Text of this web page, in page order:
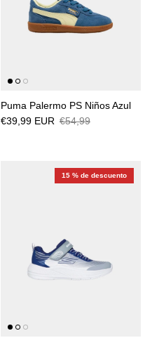
Puma Palermo PS Niños Azul
€39,99 EUR €54,99
15 % de descuento